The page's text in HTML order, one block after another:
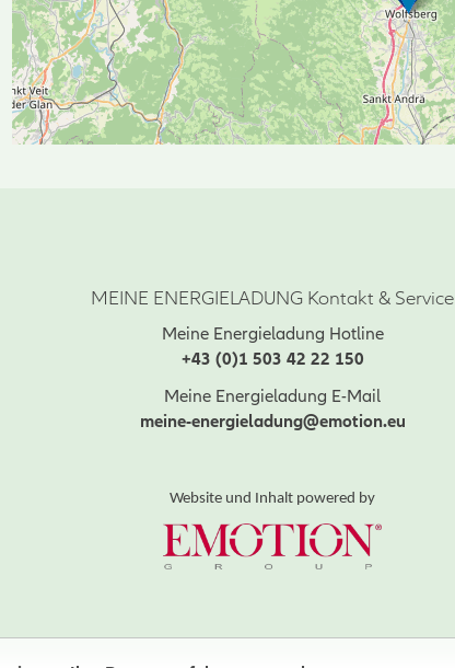
MEINE ENERGIELADUNG Kontakt & Service
Meine Energieladung Hotline
+43 (0)1 503 42 22 150
Meine Energieladung E-Mail
meine-energieladung@emotion.eu
Website und Inhalt powered by